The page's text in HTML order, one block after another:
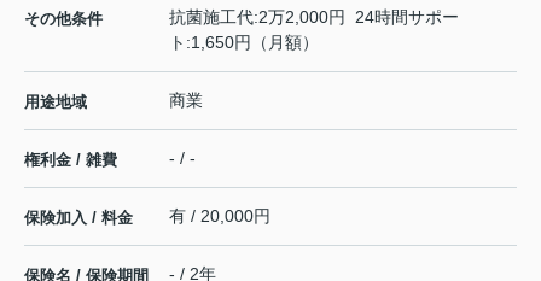
その他条件
抗菌施工代:2万2,000円 24時間サポー
ト:1,650円（月額）
用途地域 商業
権利金 / 雑費 - / -
保険加入 / 料金 有 / 20,000円
保険名 / 保険期間 - / 2年